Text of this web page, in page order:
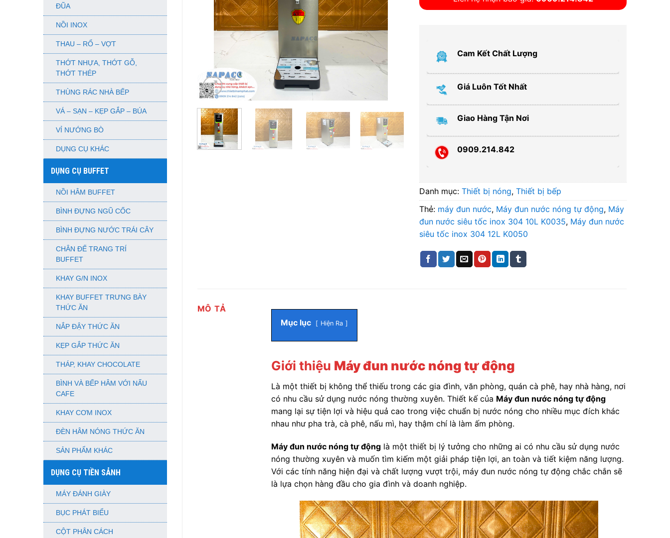
ĐŨA
NỒI INOX
THAU – RỔ – VỢT
THỚT NHỰA, THỚT GỖ,
THỚT THÉP
THÙNG RÁC NHÀ BẾP
VÁ – SẠN – KẸP GẮP – BÚA
VỈ NƯỚNG BÒ
DỤNG CỤ KHÁC
DỤNG CỤ BUFFET
NỒI HÂM BUFFET
BÌNH ĐỰNG NGŨ CỐC
BÌNH ĐỰNG NƯỚC TRÁI CÂY
CHÂN ĐẾ TRANG TRÍ
BUFFET
KHAY G/N INOX
KHAY BUFFET TRƯNG BÀY
THỨC ĂN
NẮP ĐẬY THỨC ĂN
KẸP GẮP THỨC ĂN
THÁP, KHAY CHOCOLATE
BÌNH VÀ BẾP HÂM VỚI NẤU
CAFE
KHAY CƠM INOX
ĐÈN HÂM NÓNG THỨC ĂN
SẢN PHẨM KHÁC
DỤNG CỤ TIỀN SẢNH
MÁY ĐÁNH GIÀY
BỤC PHÁT BIỂU
CỘT PHÂN CÁCH
Cam Kết Chất Lượng
Giá Luôn Tốt Nhất
Giao Hàng Tận Nơi
0909.214.842
Danh mục:Thiết bị nóng,Thiết bị bếp
Thẻ: máy đun nước, Máy đun nước nóng tự động, Máy
đun nước siêu tốc inox 304 10L K0035, Máy đun nước
siêu tốc inox 304 12L K0050
MÔ TẢ
Mục lục
Hiện Ra
Giới thiệu Máy đun nước nóng tự động
Là một thiết bị không thể thiếu trong các gia đình, văn phòng, quán cà phê, hay nhà hàng, nơi
có nhu cầu sử dụng nước nóng thường xuyên. Thiết kế của Máy đun nước nóng tự động
mang lại sự tiện lợi và hiệu quả cao trong việc chuẩn bị nước nóng cho nhiều mục đích khác
nhau như pha trà, cà phê, nấu mì, hay thậm chí là làm ấm phòng.
Máy đun nước nóng tự động là một thiết bị lý tưởng cho những ai có nhu cầu sử dụng nước
nóng thường xuyên và muốn tìm kiếm một giải pháp tiện lợi, an toàn và tiết kiệm năng lượng.
Với các tính năng hiện đại và chất lượng vượt trội, máy đun nước nóng tự động chắc chắn sẽ
là lựa chọn hàng đầu cho gia đình và doanh nghiệp.